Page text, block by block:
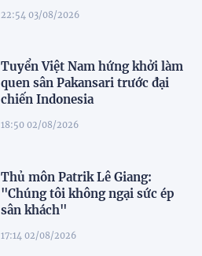
22:54 03/08/2026
Tuyển Việt Nam hứng khởi làm
quen sân Pakansari trước đại
chiến Indonesia
18:50 02/08/2026
Thủ môn Patrik Lê Giang:
"Chúng tôi không ngại sức ép
sân khách"
17:14 02/08/2026